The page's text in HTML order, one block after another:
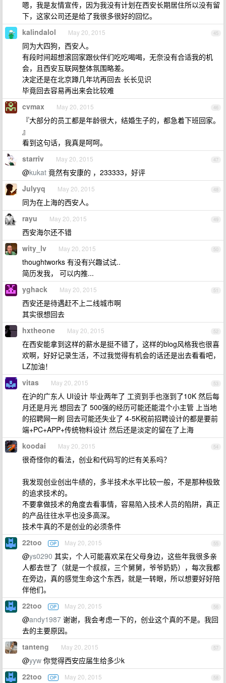
嗯，我是友情宣传，因为我没有计划在西安长期居住所以没有留
下，这家公司还是给了我很多很好的回忆。
45
kalindalol May 20, 2015
同为大四狗，西安人。
有段时间超想滚回家跟伙伴们吃吃喝喝，无奈没有合适我的机
会，且西安互联网整体氛围略差。
决定还是在北京蹲几年坑再回去 长长见识
毕竟回去容易再出来会比较难
46
cvmax May 20, 2015
『大部分的员工都是年龄很大，结婚生子的，都急着下班回家。
』
看到这句话，我真是呵呵。
47
starriv May 20, 2015
@kukat 竟然有安康的 ，233333，好评
48
Julyyq May 20, 2015
同为在上海的西安人。
49
rayu May 20, 2015
西安海尔还不错
50
wity_lv May 20, 2015
thoughtworks 有没有兴趣试试..
简历发我， 可以内推...
51
yghack May 20, 2015
西安还是待遇赶不上二线城市啊
其实很想回去
52
hxtheone May 20, 2015
在西安能拿到这样的薪水是挺不错了，这样的blog风格我也很喜
欢啊，好好记录生活，不过我觉得有机会的话还是出去看看吧，
LZ加油！
53
vitas May 20, 2015
在沪的广东人 UI设计 毕业两年了 工资到手也涨到了10K 然后每
月还是月光 想回去了 500强的经历可能还能混个小主管 上当地
的招聘网一刷 回去可能还失业了 4-5K税前招聘设计的都是要前
端+PC+APP+传统物料设计 然后还是淡定的留在了上海
54
koodai May 20, 2015
很奇怪你的看法，创业和代码写的烂有关系吗？
我发现创业创出牛绩的，多半技术水平比较一般，不是那种极致
的追求技术的。
不要拿做技术的角度去看事情，容易陷入技术人员的陷阱，真正
的产品往往水平也没多高深。
技术牛真的不是创业的必须条件
55
22too OP May 20, 2015
@ys0290 其实，个人可能喜欢呆在父母身边，这些年我很多亲
人都去世了（就是一个叔叔，三个舅舅，爷爷奶奶），每次我都
在旁边，真的感觉生命这个东西，就是一转眼，所以想要好好陪
伴他们。
56
22too OP May 20, 2015
@andy1987 谢谢，我会考虑一下的，创业这个真的不是。我回
去的主要原因。
57
tanteng May 20, 2015
@yyw 你觉得西安应届生给多少k
58
22too OP May 20, 2015